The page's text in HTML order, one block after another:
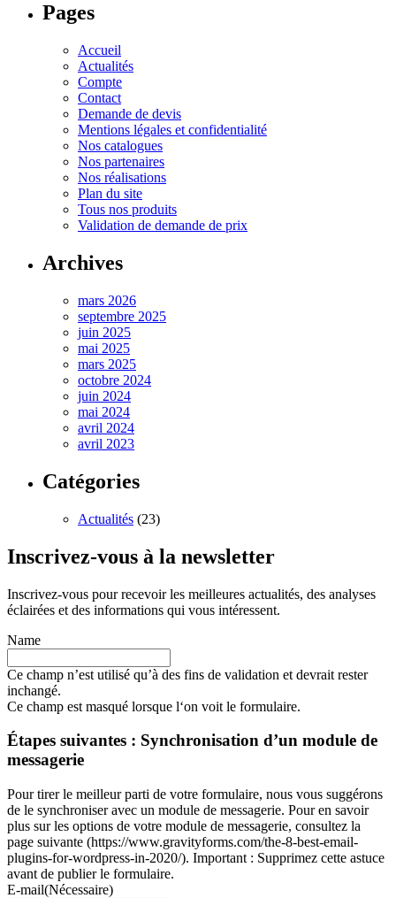
Pages
Accueil
Actualités
Compte
Contact
Demande de devis
Mentions légales et confidentialité
Nos catalogues
Nos partenaires
Nos réalisations
Plan du site
Tous nos produits
Validation de demande de prix
Archives
mars 2026
septembre 2025
juin 2025
mai 2025
mars 2025
octobre 2024
juin 2024
mai 2024
avril 2024
avril 2023
Catégories
Actualités (23)
Inscrivez-vous à la newsletter
Inscrivez-vous pour recevoir les meilleures actualités, des analyses
éclairées et des informations qui vous intéressent.
Name
Ce champ n’est utilisé qu’à des fins de validation et devrait rester
inchangé.
Ce champ est masqué lorsque l‘on voit le formulaire.
Étapes suivantes : Synchronisation d’un module de
messagerie
Pour tirer le meilleur parti de votre formulaire, nous vous suggérons
de le synchroniser avec un module de messagerie. Pour en savoir
plus sur les options de votre module de messagerie, consultez la
page suivante (https://www.gravityforms.com/the-8-best-email-
plugins-for-wordpress-in-2020/). Important : Supprimez cette astuce
avant de publier le formulaire.
E-mail(Nécessaire)